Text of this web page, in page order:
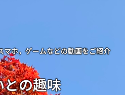
マホ，ゲームなどの動画をご紹介
の趣味